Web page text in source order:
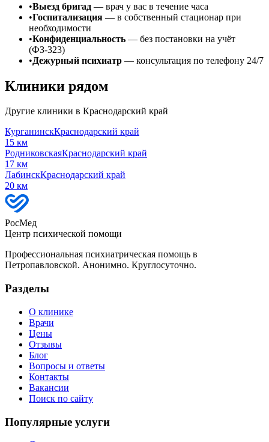
•Выезд бригад — врач у вас в течение часа
•Госпитализация — в собственный стационар при
необходимости
•Конфиденциальность — без постановки на учёт
(ФЗ-323)
•Дежурный психиатр — консультация по телефону 24/7
Клиники рядом
Другие клиники в Краснодарский край
КурганинскКраснодарский край
15 км
РодниковскаяКраснодарский край
17 км
ЛабинскКраснодарский край
20 км
РосМед
Центр психической помощи
Профессиональная психиатрическая помощь в
Петропавловской. Анонимно. Круглосуточно.
Разделы
О клинике
Врачи
Цены
Отзывы
Блог
Вопросы и ответы
Контакты
Вакансии
Поиск по сайту
Популярные услуги